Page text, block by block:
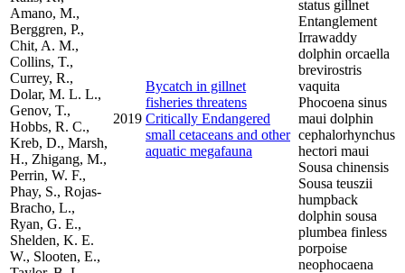
Amano, M.,
Berggren, P.,
Chit, A. M.,
Collins, T.,
Currey, R.,
Dolar, M. L. L.,
Genov, T.,
Hobbs, R. C.,
Kreb, D., Marsh,
H., Zhigang, M.,
Perrin, W. F.,
Phay, S., Rojas-
Bracho, L.,
Ryan, G. E.,
Shelden, K. E.
W., Slooten, E.,
2019
Bycatch in gillnet
fisheries threatens
Critically Endangered
small cetaceans and other
aquatic megafauna
status gillnet
Entanglement
Irrawaddy
dolphin orcaella
brevirostris
vaquita
Phocoena sinus
maui dolphin
cephalorhynchus
hectori maui
Sousa chinensis
Sousa teuszii
humpback
dolphin sousa
plumbea finless
porpoise
neophocaena